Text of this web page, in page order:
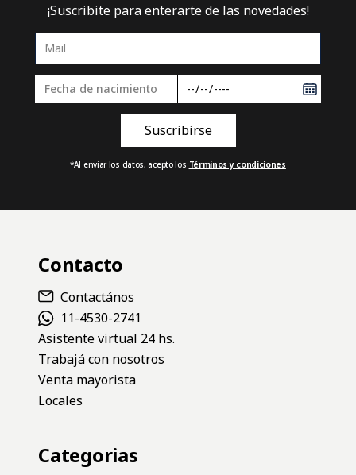
¡Suscribite para enterarte de las novedades!
*Al enviar los datos, acepto los Términos y condiciones
Contacto
Contactános
11-4530-2741
Asistente virtual 24 hs.
Trabajá con nosotros
Venta mayorista
Locales
Categorias